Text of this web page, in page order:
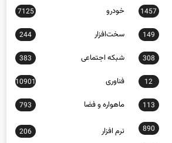
149 سخت‌افزار 244
308 شبكه اجتماعی 383
12 فناوری 10901
113 ماهواره و فضا 793
890
206
307